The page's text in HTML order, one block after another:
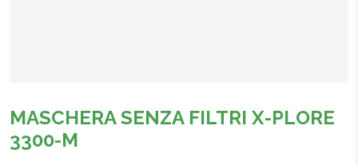
MASCHERA SENZA FILTRI X-PLORE
3300-M